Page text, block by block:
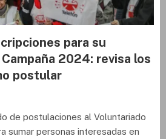
para su
2024: revisa los
postular
de postulaciones al Voluntariado
sumar personas interesadas en